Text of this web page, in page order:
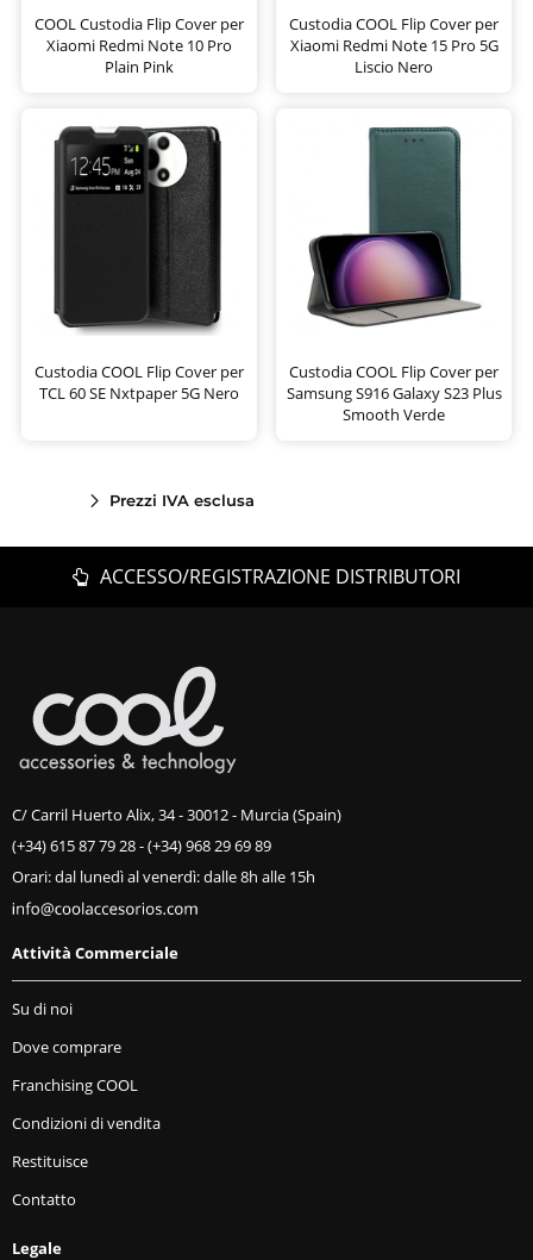
COOL Custodia Flip Cover per
Xiaomi Redmi Note 10 Pro
Plain Pink
Custodia COOL Flip Cover per
Xiaomi Redmi Note 15 Pro 5G
Liscio Nero
Custodia COOL Flip Cover per
TCL 60 SE Nxtpaper 5G Nero
Custodia COOL Flip Cover per
Samsung S916 Galaxy S23 Plus
Smooth Verde
Prezzi IVA esclusa
ACCESSO/REGISTRAZIONE DISTRIBUTORI
C/ Carril Huerto Alix, 34 - 30012 - Murcia (Spain)
(+34) 615 87 79 28-(+34) 968 29 69 89
Orari: dal lunedì al venerdì: dalle 8h alle 15h
Attività Commerciale
Su di noi
Dove comprare
Franchising COOL
Condizioni di vendita
Restituisce
Contatto
Legale